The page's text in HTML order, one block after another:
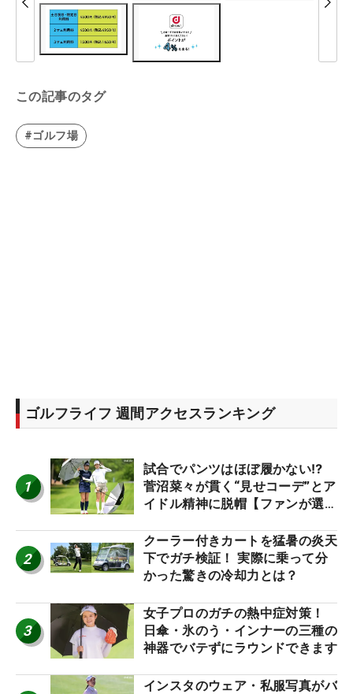
この記事のタグ
#ゴルフ場
ゴルフライフ 週間アクセスランキング
1
試合でパンツはほぼ履かない⁉
菅沼菜々が貫く“見せコーデ”とア
イドル精神に脱帽【ファンが選ぶ
2
クーラー付きカートを猛暑の炎天
下でガチ検証！ 実際に乗って分
かった驚きの冷却力とは？
3
女子プロのガチの熱中症対策！
日傘・氷のう・インナーの三種の
神器でバテずにラウンドできます
インスタのウェア・私服写真がバ